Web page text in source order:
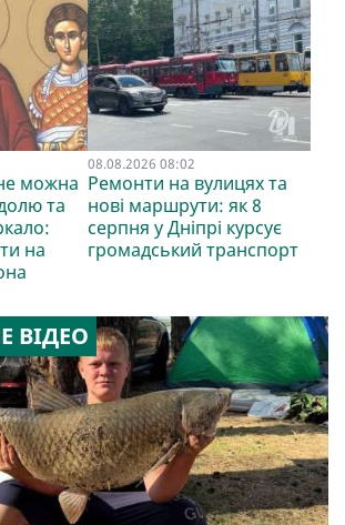
можна
та
на
08.08.2026 08:02
Ремонти на вулицях та
нові маршрути: як 8
серпня у Дніпрі курсує
громадський транспорт
ВІДЕО